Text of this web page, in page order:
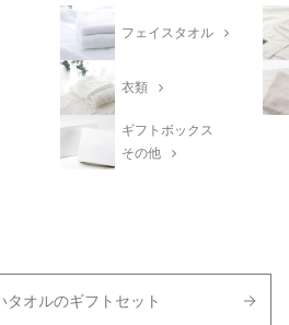
フェイスタオル
衣類
ギフトボックス
その他
タオルのギフトセット